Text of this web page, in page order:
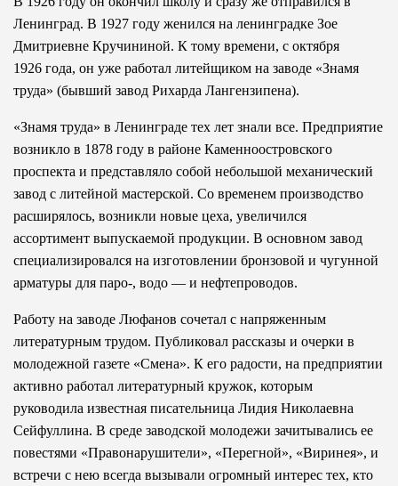
Ленинград. В 1927 году женился на ленинградке Зое
Дмитриевне Кручининой. К тому времени, с октября
1926 года, он уже работал литейщиком на заводе «Знамя
труда» (бывший завод Рихарда Лангензипена).
«Знамя труда» в Ленинграде тех лет знали все. Предприятие
возникло в 1878 году в районе Каменноостровского
проспекта и представляло собой небольшой механический
завод с литейной мастерской. Со временем производство
расширялось, возникли новые цеха, увеличился
ассортимент выпускаемой продукции. В основном завод
специализировался на изготовлении бронзовой и чугунной
арматуры для паро-, водо — и нефтепроводов.
Работу на заводе Люфанов сочетал с напряженным
литературным трудом. Публиковал рассказы и очерки в
молодежной газете «Смена». К его радости, на предприятии
активно работал литературный кружок, которым
руководила известная писательница Лидия Николаевна
Сейфуллина. В среде заводской молодежи зачитывались ее
повестями «Правонарушители», «Перегной», «Виринея», и
встречи с нею всегда вызывали огромный интерес тех, кто